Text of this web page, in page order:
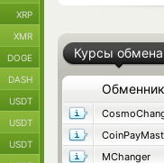
Курсы обмена
Обменник
MChanger
XRP
XMR
DOGE
DASH
USDT
USDT
USDT